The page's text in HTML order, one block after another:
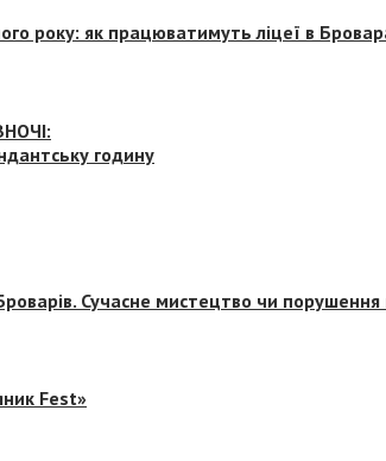
року: як працюватимуть ліцеї в
годину
Сучасне мистецтво чи порушення
Fest»